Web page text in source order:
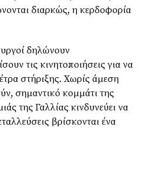
διαρκώς, η κερδοφορία
δηλώνουν
τις κινητοποιήσεις για να
στήριξης. Χωρίς άμεση
σημαντικό κομμάτι της
της Γαλλίας κινδυνεύει να
βρίσκονται ένα